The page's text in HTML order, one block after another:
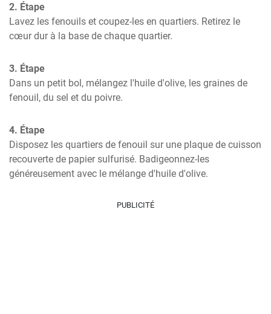
2. Étape
Lavez les fenouils et coupez-les en quartiers. Retirez le
cœur dur à la base de chaque quartier.
3. Étape
Dans un petit bol, mélangez l'huile d'olive, les graines de
fenouil, du sel et du poivre.
4. Étape
Disposez les quartiers de fenouil sur une plaque de cuisson
recouverte de papier sulfurisé. Badigeonnez-les
généreusement avec le mélange d'huile d'olive.
PUBLICITÉ